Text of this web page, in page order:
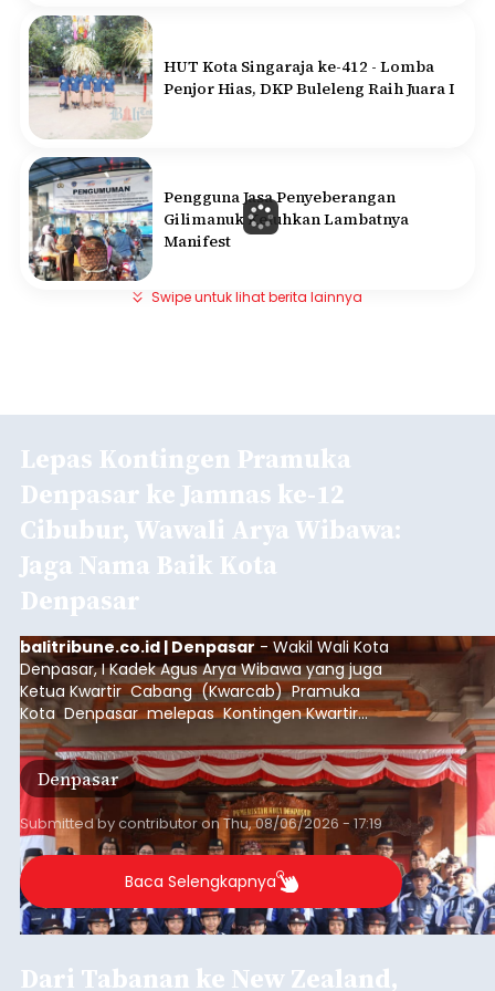
HUT Kota Singaraja ke-412 - Lomba
Penjor Hias, DKP Buleleng Raih Juara I
Pengguna Jasa Penyeberangan
Gilimanuk Keluhkan Lambatnya
Manifest
Swipe untuk lihat berita lainnya
Lepas Kontingen Pramuka
Denpasar ke Jamnas ke-12
Cibubur, Wawali Arya Wibawa:
Jaga Nama Baik Kota
Denpasar
balitribune.co.id | Denpasar- Wakil Wali Kota
Denpasar, I Kadek Agus Arya Wibawa yang juga
Ketua Kwartir Cabang (Kwarcab) Pramuka
Kota Denpasar melepas Kontingen Kwartir
Cabang Gerakan Pramuka Denpasar yang akan
mengikuti Jambore Nasional Pramuka ke-12
Tahun 2026 di Bumi Perkemahan Cibubur,
Jakarta Timur.
Denpasar
Submitted bycontributoronThu, 08/06/2026 - 17:19
Baca Selengkapnya
Dari Tabanan ke New Zealand,